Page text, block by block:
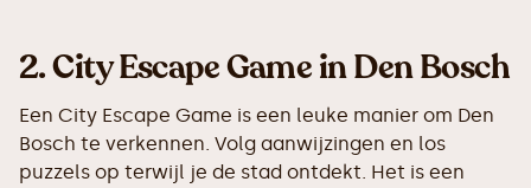
2.City Escape Game in Den Bosch
Een City Escape Game is een leuke manier om Den
Bosch te verkennen. Volg aanwijzingen en los
puzzels op terwijl je de stad ontdekt. Het is een